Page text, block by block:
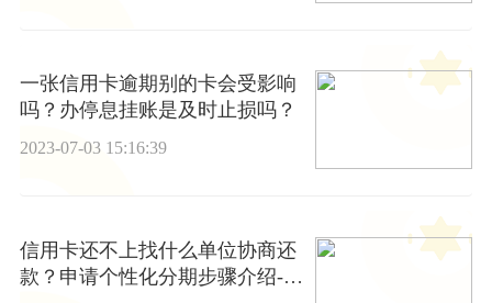
一张信用卡逾期别的卡会受影响
吗？办停息挂账是及时止损吗？
2023-07-03 15:16:39
信用卡还不上找什么单位协商还
款？申请个性化分期步骤介绍-世